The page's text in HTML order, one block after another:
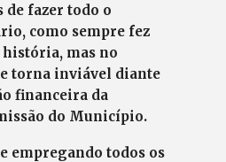
de fazer todo o
como sempre fez
história, mas no
torna inviável diante
financeira da
do Município.
empregando todos os